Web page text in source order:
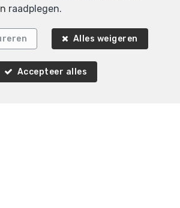
raadplegen.
Alles weigeren
Accepteer alles
Immobilière K-Volution
Rue Valduc 334